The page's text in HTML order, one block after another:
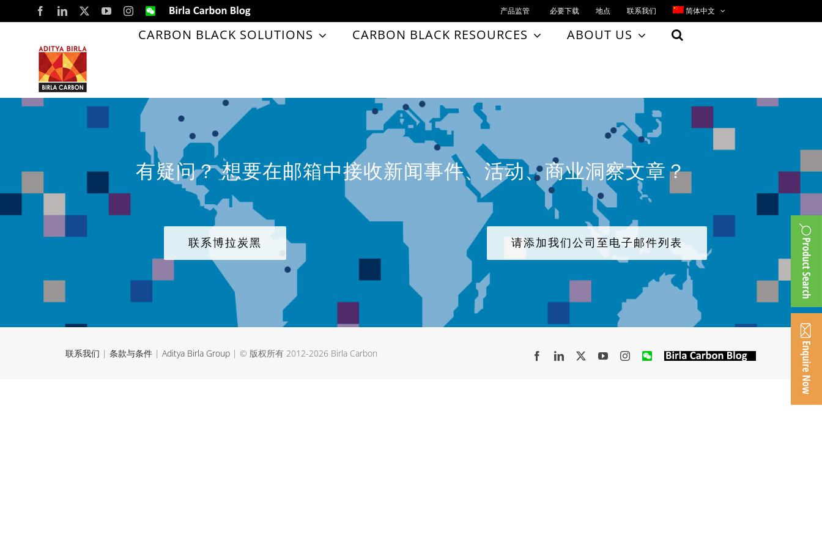
to
content
FacebookLinkedIn YouTubeInstagram
WeChatBirla
Carbon
Blog
产品监管 必要下载 地点 联系我们 简体中文
CARBON BLACK SOLUTIONS CARBON BLACK RESOURCES ABOUT US
有疑问？ 想要在邮箱中接收新闻事件、活动、商业洞察文章？
联系博拉炭黑 请添加我们公司至电子邮件列表
联系我们 |条款与条件 |Aditya Birla Group | © 版权所有 2012-2026 Birla Carbon FacebookLinkedIn YouTubeInstagram
WeChatBirla